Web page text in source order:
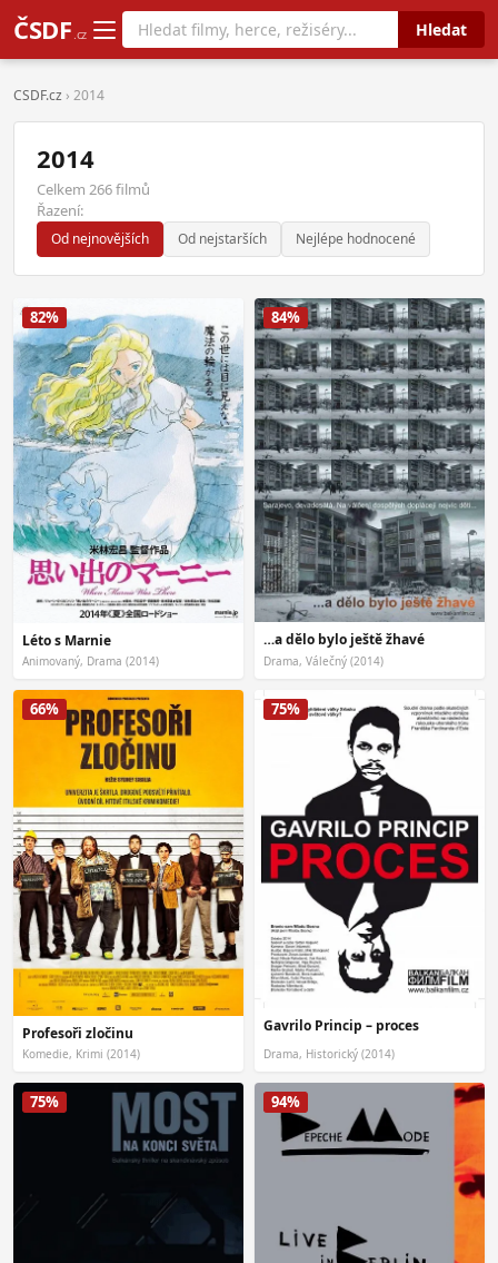
ČSDF .cz Hledat
CSDF.cz › 2014
2014
Celkem 266 filmů
Řazení:
Od nejnovějších Od nejstarších Nejlépe hodnocené
82%
Léto s Marnie
Animovaný, Drama (2014)
84%
…a dělo bylo ještě žhavé
Drama, Válečný (2014)
66%
Profesoři zločinu
Komedie, Krimi (2014)
75%
Gavrilo Princip – proces
Drama, Historický (2014)
75% 94%